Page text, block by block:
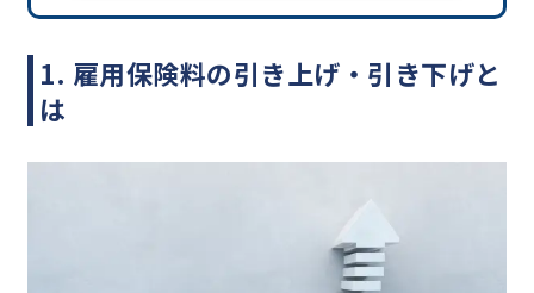
1. 雇用保険料の引き上げ・引き下げと
は